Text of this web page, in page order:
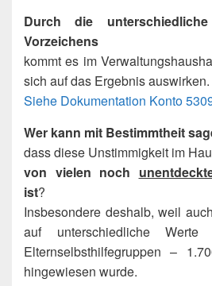
Durch die
Vorzeichens
kommt es im
sich auf das Ergebnis auswirken.
Siehe Dokumentation Konto
Wer kann mit Bestimmtheit
dass diese Unstimmigkeit im
von vielen noch
ist?
Insbesondere deshalb, weil
auf unterschiedliche
Elternselbsthilfegruppen –
hingewiesen wurde.